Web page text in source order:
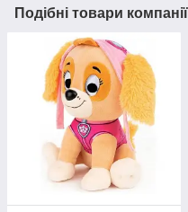
Подібні товари компанії